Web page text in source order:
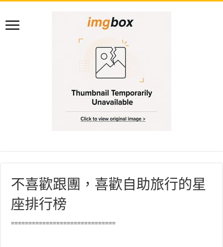
不喜歡跟團，喜歡自助旅行的星
座排行榜
==============================